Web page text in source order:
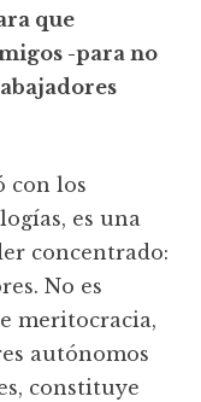
que
-para no
con los
es una
concentrado:
No es
meritocracia,
autónomos
constituye